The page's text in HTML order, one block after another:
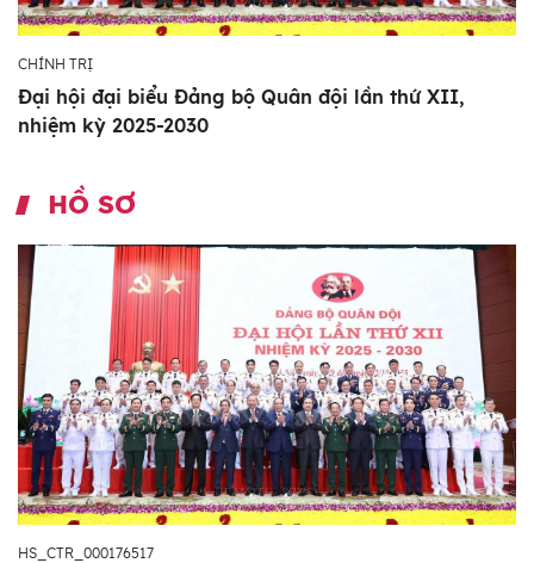
CHÍNH TRỊ
Đại hội đại biểu Đảng bộ Quân đội lần thứ XII,
nhiệm kỳ 2025-2030
HỒ SƠ
HS_CTR_000176517